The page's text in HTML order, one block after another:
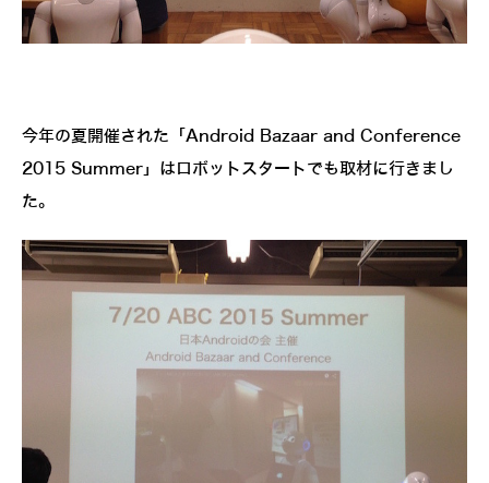
今年の夏開催された「Android Bazaar and Conference
2015 Summer」はロボットスタートでも取材に行きまし
た。